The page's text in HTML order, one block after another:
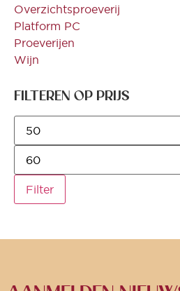
Overzichtsproeverij
Platform PC
Proeverijen
Wijn
FILTEREN OP PRIJS
Filter